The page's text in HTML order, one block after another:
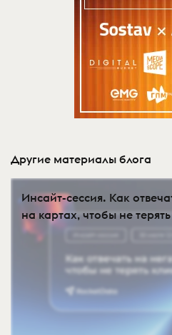
Другие материалы блога
Инсайт-сессия. Как
на картах, чтобы не